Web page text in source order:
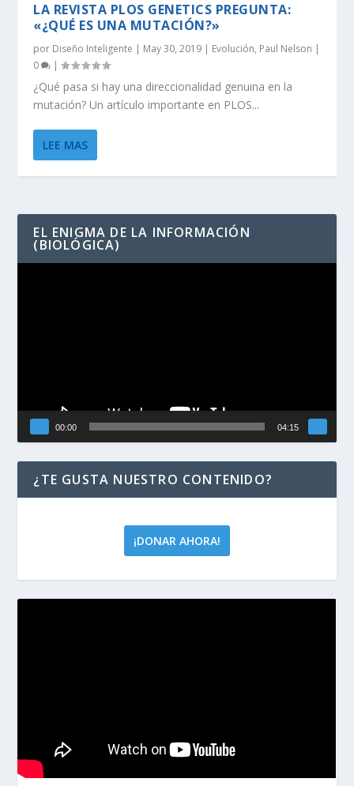
SEGÚN RICHARD DAWKINS, EL ÁRBOL DE LA
VIDA TIENE U...
DAWKINS Y EL DÍA DE DARWIN:
DISTINGUIENDO LA REALI...
EVOLUCIÓN DE LA INFORMACIÓN BIOLÓGICA:
LA DEFINICI...
LA VIDA ES LO MÁS ANTINATURAL DEL
UNIVERSO.
¡CREAMOS LA VIDA! EH, ESPERA UN
MOMENTO…
LA REVISTA PLOS GENETICS PREGUNTA:
«¿QUÉ ES UNA MUTACIÓN?»
por Diseño Inteligente | May 30, 2019 | Evolución, Paul Nelson |
0
|
¿Qué pasa si hay una direccionalidad genuina en la
mutación? Un artículo importante en PLOS...
LEE MAS
EL ENIGMA DE LA INFORMACIÓN
(BIOLÓGICA)
00:00 04:15
¿TE GUSTA NUESTRO CONTENIDO?
¡DONAR AHORA!